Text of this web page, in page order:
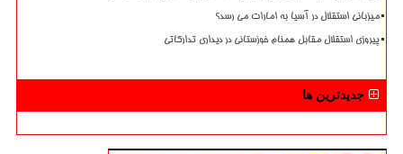
میزبانی استقلال در آسیا به امارات می رسد؟
پیروزی استقلال مقابل همنام خوزستانی در دیداری تدارکاتی
جدیدترین ها